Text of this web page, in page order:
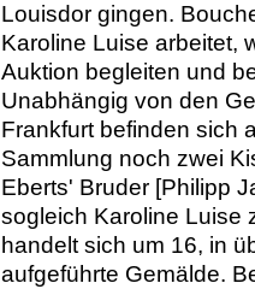
Louisdor gingen.
Karoline Luise arbeitet,
Auktion begleiten und
Unabhängig von den
Frankfurt befinden sich
Sammlung noch zwei
Eberts' Bruder [Philipp
sogleich Karoline Luise
handelt sich um 16, in
aufgeführte Gemälde.